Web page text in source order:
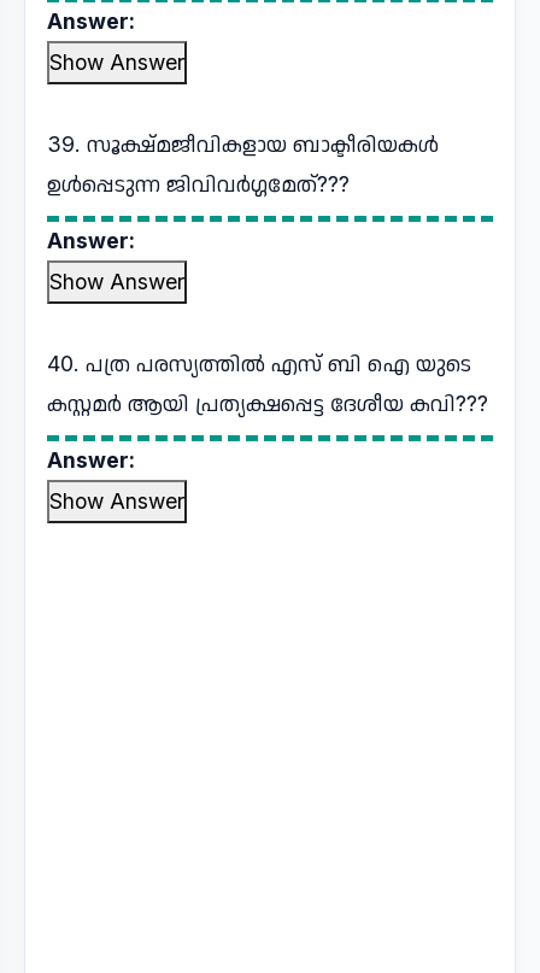
Answer:
Show Answer
39. സൂക്ഷ്മജീവികളായ ബാക്ടീരിയകള്‍
ഉള്‍പ്പെടുന്ന ജിവിവര്‍ഗ്ഗമേത്???
Answer:
Show Answer
40. പത്ര പരസ്യത്തിൽ എസ് ബി ഐ യുടെ
കസ്റ്റമർ ആയി പ്രത്യക്ഷപ്പെട്ട ദേശീയ കവി???
Answer:
Show Answer